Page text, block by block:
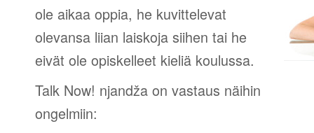
ole aikaa oppia, he kuvittelevat
olevansa liian laiskoja siihen tai he
eivät ole opiskelleet kieliä koulussa.
Talk Now! njandža on vastaus näihin
ongelmiin: